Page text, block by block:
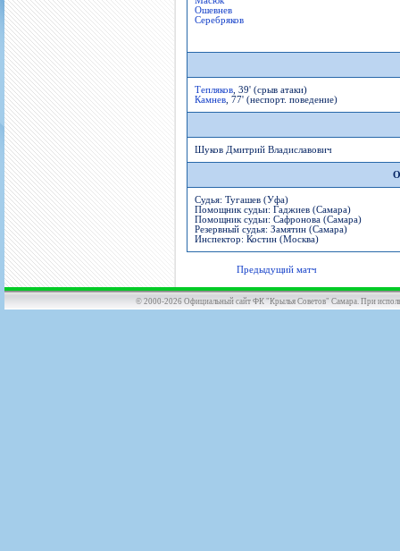
Ошевнев
Серебряков
Тепляков , 39' (срыв атаки)
Камнев , 77' (неспорт. поведение)
Шуков Дмитрий Владиславович
Судья: Тугашев (Уфа)
Помощник судьи: Гаджиев (Самара)
Помощник судьи: Сафронова (Самара)
Резервный судья: Замятин (Самара)
Инспектор: Костин (Москва)
Предыдущий матч
© 2000-2026 Официальный сайт ФК "Крылья Советов" Самара. При